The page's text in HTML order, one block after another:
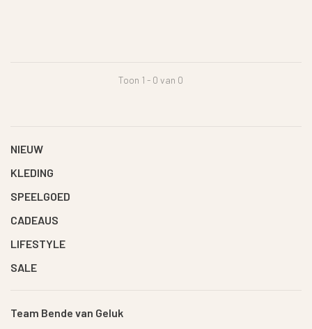
Toon 1 - 0 van 0
NIEUW
KLEDING
SPEELGOED
CADEAUS
LIFESTYLE
SALE
Team Bende van Geluk